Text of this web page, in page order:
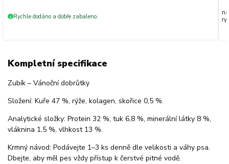
+ Rychle dodáno a dobře zabaleno.
Kompletní specifikace
Zubík – Vánoční dobrůtky
Složení: Kuře 47 %, rýže, kolagen, skořice 0,5 %.
Analytické složky: Protein 32 %, tuk 6,8 %, minerální látky 8 %,
vláknina 1,5 %, vlhkost 13 %.
Krmný návod: Podávejte 1–3 ks denně dle velikosti a váhy psa.
Dbejte, aby měl pes vždy přístup k čerstvé pitné vodě.